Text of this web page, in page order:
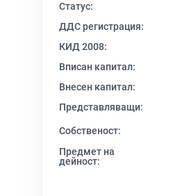
Статус:
ДДС регистрация:
КИД 2008:
Вписан капитал:
Внесен капитал:
Представляващи:
Собственост:
Предмет на
дейност: